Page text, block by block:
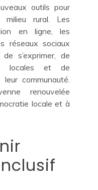
outils pour
milieu rural. Les
en ligne, les
réseaux sociaux
s’exprimer, de
locales et de
communauté.
renouvelée
locale et à